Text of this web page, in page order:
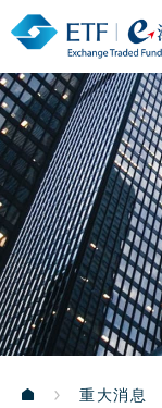
重大消息